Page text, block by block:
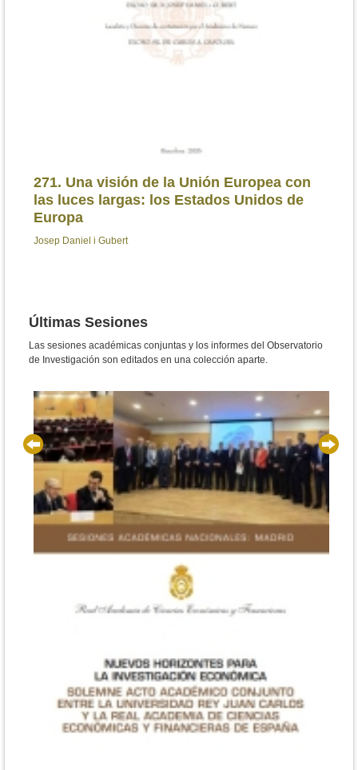
271. Una visión de la Unión Europea con
las luces largas: los Estados Unidos de
Europa
Josep Daniel i Gubert
Últimas Sesiones
Las sesiones académicas conjuntas y los informes del Observatorio
de Investigación son editados en una colección aparte.